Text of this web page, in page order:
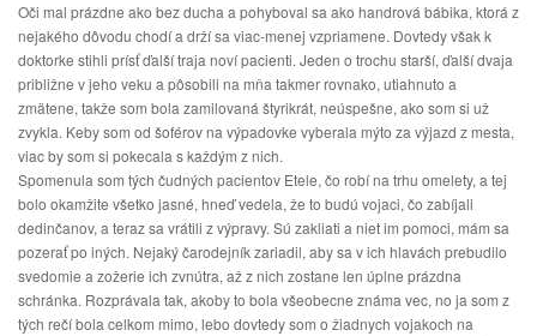
Oči mal prázdne ako bez ducha a pohyboval sa ako handrová bábika, ktorá z
nejakého dôvodu chodí a drží sa viac-menej vzpriamene. Dovtedy však k
doktorke stihli prísť ďalší traja noví pacienti. Jeden o trochu starší, ďalší dvaja
približne v jeho veku a pôsobili na mňa takmer rovnako, utiahnuto a
zmätene, takže som bola zamilovaná štyrikrát, neúspešne, ako som si už
zvykla. Keby som od šoférov na výpadovke vyberala mýto za výjazd z mesta,
viac by som si pokecala s každým z nich.
Spomenula som tých čudných pacientov Etele, čo robí na trhu omelety, a tej
bolo okamžite všetko jasné, hneď vedela, že to budú vojaci, čo zabíjali
dedinčanov, a teraz sa vrátili z výpravy. Sú zakliati a niet im pomoci, mám sa
pozerať po iných. Nejaký čarodejník zariadil, aby sa v ich hlavách prebudilo
svedomie a zožerie ich zvnútra, až z nich zostane len úplne prázdna
schránka. Rozprávala tak, akoby to bola všeobecne známa vec, no ja som z
tých rečí bola celkom mimo, lebo dovtedy som o žiadnych vojakoch na